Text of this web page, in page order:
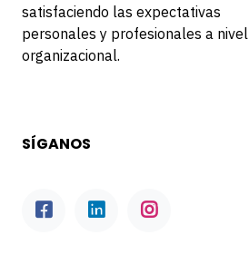
satisfaciendo las expectativas
personales y profesionales a nivel
organizacional.
SÍGANOS